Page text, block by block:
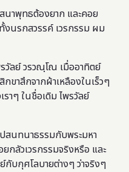
นาพุทธต้องยาก และคอย
งนรกสวรรค์ เวรกรรม ผม
วัลย์ วรวณฺโณ เมื่ออาทิตย์
ขาสึกจากผ้าเหลืองในเร็วๆ
าๆ ในชื่อเดิม ไพรวัลย์
ปสนทนาธรรมกับพระมหา
กลัวเวรกรรมจริงหรือ และ
กับกุศโลบายต่างๆ ว่าจริงๆ